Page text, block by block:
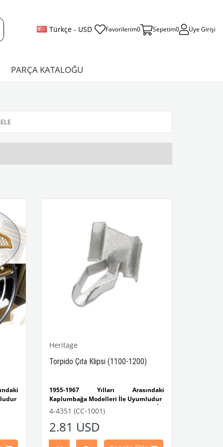
Türkçe - USD Favorilerim0 Sepetim0 Üye Girişi
PARÇA KATALOĞU
Heritage
Torpido Çıta Klipsi (1100-1200)
1955-1967 Yılları Arasındaki
Kaplumbağa Modelleri İle Uyumludur
1100-1200 Kaplumbağa Modelleri İle
Uyumludur
4-4351 (CC-1001)
2.81 USD